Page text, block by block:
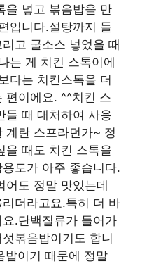
을 넣고 볶음밥을 만
입니다.설탕까지 들
고 굴소스 넣었을 때
는 게 치킨 스톡이에
다는 치킨스톡을 더
편이에요. ^^치킨 스
들 때 대처하여 사용
계란 스프라던가~ 정
을 때도 치킨 스톡을
도가 아주 좋습니다.
어도 정말 맛있는데
더라고요.특히 더 바
.단백질류가 들어가
볶음밥이기도 합니
밥이기 때문에 정말